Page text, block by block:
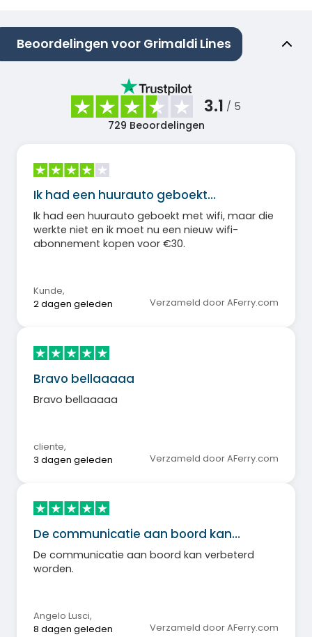
Beoordelingen voor Grimaldi Lines
3.1 / 5
729 Beoordelingen
Ik had een huurauto geboekt…
Ik had een huurauto geboekt met wifi, maar die
werkte niet en ik moet nu een nieuw wifi-
abonnement kopen voor €30.
Kunde,
2 dagen geleden
Verzameld door AFerry.com
Bravo bellaaaaa
Bravo bellaaaaa
cliente,
3 dagen geleden
Verzameld door AFerry.com
De communicatie aan boord kan…
De communicatie aan boord kan verbeterd
worden.
Angelo Lusci,
8 dagen geleden
Verzameld door AFerry.com